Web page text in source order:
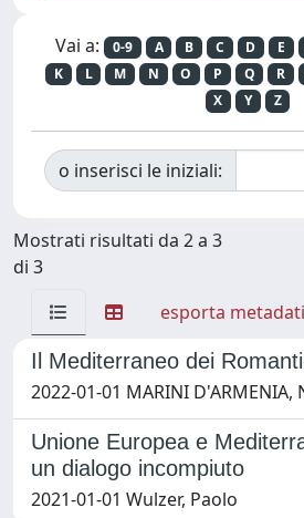
Vai a: 0-9 A B C D E
K
L M N O P Q R
X
Y Z
o inserisci le iniziali:
Mostrati risultati da 2 a 3
di 3
esporta metadati
Il Mediterraneo dei
2022-01-01 MARINI D'ARMENIA,
Unione Europea e
un dialogo incompiuto
2021-01-01 Wulzer, Paolo